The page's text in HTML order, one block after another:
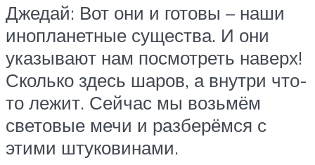
Джедай: Вот они и готовы – наши
инопланетные существа. И они
указывают нам посмотреть наверх!
Сколько здесь шаров, а внутри что-
то лежит. Сейчас мы возьмём
световые мечи и разберёмся с
этими штуковинами.